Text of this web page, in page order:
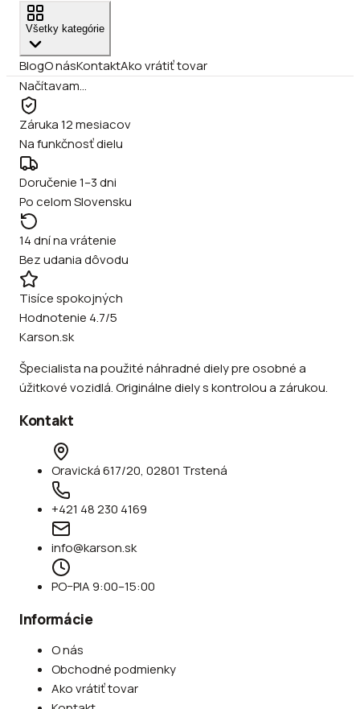
Všetky kategórie
BlogO násKontaktAko vrátiť tovar
Načítavam…
Záruka 12 mesiacov
Na funkčnosť dielu
Doručenie 1–3 dni
Po celom Slovensku
14 dní na vrátenie
Bez udania dôvodu
Tisíce spokojných
Hodnotenie 4.7/5
Karson.sk
Špecialista na použité náhradné diely pre osobné a
úžitkové vozidlá. Originálne diely s kontrolou a zárukou.
Kontakt
Oravická 617/20, 02801 Trstená
+421 48 230 4169
info@karson.sk
PO–PIA 9:00–15:00
Informácie
O nás
Obchodné podmienky
Ako vrátiť tovar